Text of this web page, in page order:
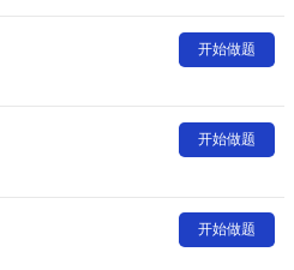
开始做题
开始做题
开始做题